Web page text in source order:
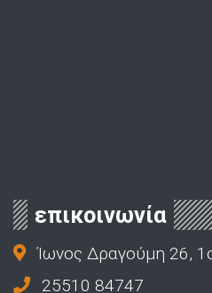
επικοινωνία
Ίωνος Δραγούμη 26,
25510 84747